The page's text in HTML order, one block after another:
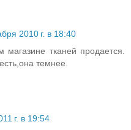
2010 г. в 18:40
тканей продается.
темнее.
г. в 19:54